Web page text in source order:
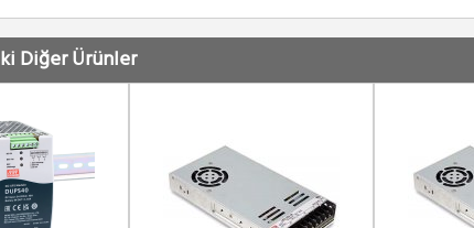
Diğer Ürünler